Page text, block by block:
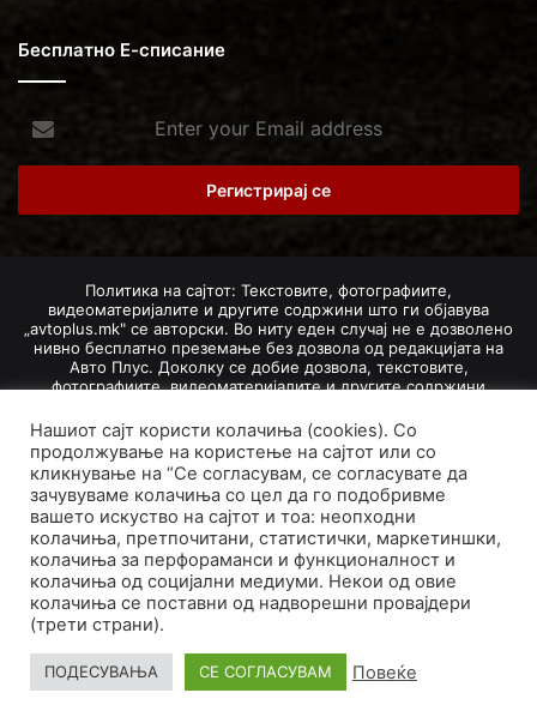
Бесплатно Е-списание
your
Email
Политика на сајтот: Текстовите, фотографиите,
видеоматеријалите и другите содржини што ги објавува
„avtoplus.mk" се авторски. Во ниту еден случај не е дозволено
нивно бесплатно преземање без дозвола од редакцијата на
Авто Плус. Доколку се добие дозвола, текстовите,
фотографиите, видеоматеријалите и другите содржини
изворот и авторот со вметнување на директна интернет-врска
(линк) до оригиналната содржина на „avtoplus.mk". При
добивање на одобрување од редакцијата за превземање на
текст, може да се превземе само дел од новинарско дело
насловот, придружната фотографија (односно насловната
фотографија) и воведниот дел на текстот, познат како „лид".
Преземање содржини од „avtoplus.mk" надвор од овие услови
не е дозволено и подложи на санкционирање согласно
Законот за авторски и сродни права.
Developed by PROCESS IN. Hosted byGoHost.
Политика за приватност
Политика на колачиња
Нашиот сајт користи колачиња (cookies). Со
продолжување на користење на сајтот или со
кликнување на “Се согласувам, се согласувате да
зачувуваме колачиња со цел да го подобривме
вашето искуство на сајтот и тоа: неопходни
колачиња, претпочитани, статистички, маркетиншки,
колачиња за перфораманси и функционалност и
колачиња од социјални медиуми. Некои од овие
колачиња се поставни од надворешни провајдери
(трети страни).
ПОДЕСУВАЊА СЕ СОГЛАСУВАМ Повеќе